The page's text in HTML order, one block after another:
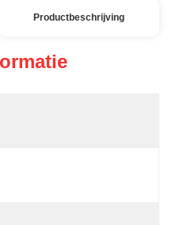
Productbeschrijving